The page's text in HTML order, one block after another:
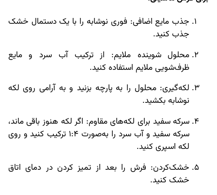
جذب مایع اضافی: فوری نوشابه را با یک دستمال خشک
جذب کنید.
محلول شوینده ملایم: از ترکیب آب سرد و مایع
ظرف‌شویی ملایم استفاده کنید.
لکه‌گیری: محلول را به پارچه بزنید و به آرامی روی لکه
نوشابه بکشید.
سرکه سفید برای لکه‌های مقاوم: اگر لکه هنوز باقی ماند،
سرکه سفید و آب سرد را به‌صورت 1:4 ترکیب کنید و روی
لکه اسپری کنید.
خشک‌کردن: فرش را بعد از تمیز کردن در دمای اتاق
خشک کنید.